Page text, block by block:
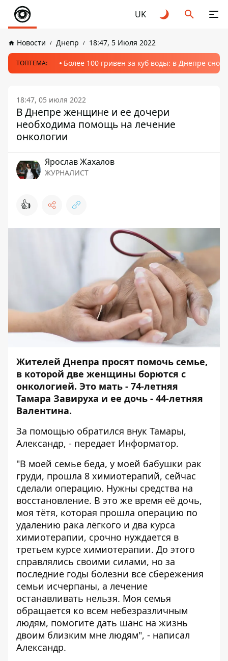
UK
Новости Днепр 18:47, 5 Июля 2022
ТОПТЕМА: Более 100 гривен за куб воды: в Днепре
18:47, 05 июля 2022
В Днепре женщине и ее дочери
необходима помощь на лечение
онкологии
Ярослав Жахалов
ЖУРНАЛИСТ
👍
Жителей Днепра просят помочь семье,
в которой две женщины борются с
онкологией. Это мать - 74-летняя
Тамара Завируха и ее дочь - 44-летняя
Валентина.
За помощью обратился внук Тамары,
Александр, - передает Информатор.
"В моей семье беда, у моей бабушки рак
груди, прошла 8 химиотерапий, сейчас
сделали операцию. Нужны средства на
восстановление. В это же время её дочь,
моя тётя, которая прошла операцию по
удалению рака лёгкого и два курса
химиотерапии, срочно нуждается в
третьем курсе химиотерапии. До этого
справлялись своими силами, но за
последние годы болезни все сбережения
семьи исчерпаны, а лечение
останавливать нельзя. Моя семья
обращается ко всем небезразличным
людям, помогите дать шанс на жизнь
двоим близким мне людям", - написал
Александр.